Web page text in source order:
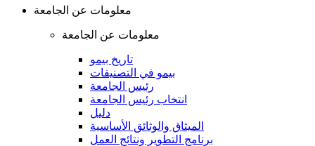
معلومات عن الجامعة
معلومات عن الجامعة
تاريخ بيمو
بيمو في التصنيفات
رئيس الجامعة
انتخاب رئيس الجامعة
دليل
الميثاق والوثائق الأساسية
برنامج التطوير ونتائج العمل